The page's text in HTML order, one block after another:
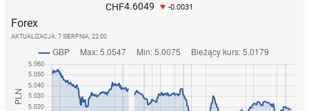
CHF4.6049 -0.0031
Forex
AKTUALIZACJA: 7 SIERPNIA, 22:00